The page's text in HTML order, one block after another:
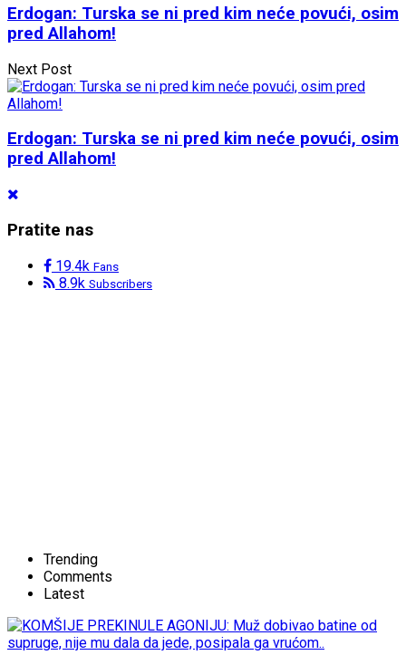
Erdogan: Turska se ni pred kim neće povući, osim
pred Allahom!
Next Post
Erdogan: Turska se ni pred kim neće povući, osim
pred Allahom!
Pratite nas
19.4k Fans
8.9k Subscribers
Trending
Comments
Latest